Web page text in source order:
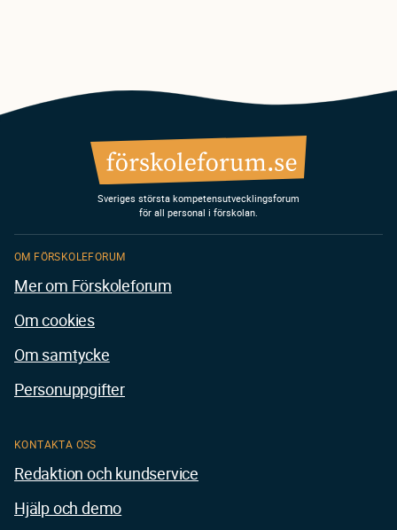
Sveriges största kompetensutvecklingsforum
för all personal i förskolan.
KONTAKTA OSS
Redaktion och kundservice
Hjälp och demo
OM FÖRSKOLEFORUM
Mer om Förskoleforum
Om cookies
Om samtycke
Personuppgifter